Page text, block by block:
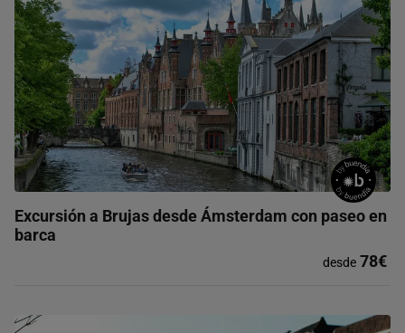
Excursión a Brujas desde Ámsterdam con paseo en
barca
desde 78€